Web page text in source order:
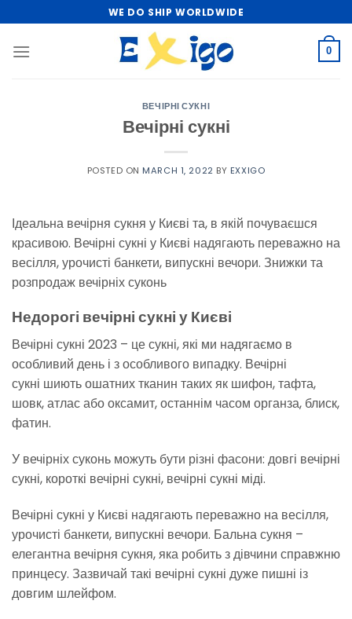
to
content
WE DO SHIP WORLDWIDE
0
ВЕЧІРНІ СУКНІ
Вечірні сукні
POSTED ON MARCH 1, 2022 BY EXXIGO
Ідеальна вечірня сукня у Києві та, в якій почуваєшся
красивою. Вечірні сукні у Києві надягають переважно на
весілля, урочисті банкети, випускні вечори. Знижки та
розпродаж вечірніх суконь
Недорогі вечірні сукні у Києві
Вечірні сукні 2023 – це сукні, які ми надягаємо в
особливий день і з особливого випадку. Вечірні
сукні шиють ошатних тканин таких як шифон, тафта,
шовк, атлас або оксамит, останнім часом органза, блиск,
фатин.
У вечірніх суконь можуть бути різні фасони: довгі вечірні
сукні, короткі вечірні сукні, вечірні сукні міді.
Вечірні сукні у Києві надягають переважно на весілля,
урочисті банкети, випускні вечори. Бальна сукня –
елегантна вечірня сукня, яка робить з дівчини справжню
принцесу. Зазвичай такі вечірні сукні дуже пишні із
довгим шлейфом.